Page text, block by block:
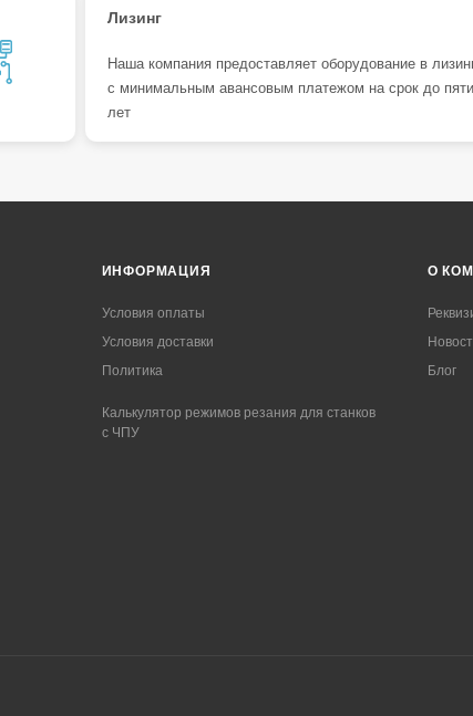
Лизинг
Наша компания предоставляет оборудование в
с минимальным авансовым платежом на срок до пяти
лет
ИНФОРМАЦИЯ
Условия оплаты
Условия доставки
Политика
Калькулятор режимов резания для станков
с ЧПУ
О
Блог